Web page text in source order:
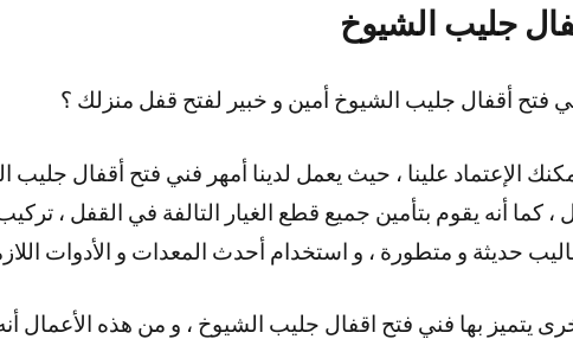
جليب الشيوخ
أقفال جليب الشيوخ أمين و خبير لفتح قفل منزلك ؟
الإعتماد علينا ، حيث يعمل لدينا أمهر فني فتح أقفال جليب
، كما أنه يقوم بتأمين جميع قطع الغيار التالفة في القفل ،
حديثة و متطورة ، و استخدام أحدث المعدات و الأدوات
يتميز بها فني فتح اقفال جليب الشيوخ ، و من هذه الأعمال